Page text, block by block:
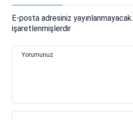
E-posta adresiniz yayınlanmayacak.
işaretlenmişlerdir
Yorumunuz